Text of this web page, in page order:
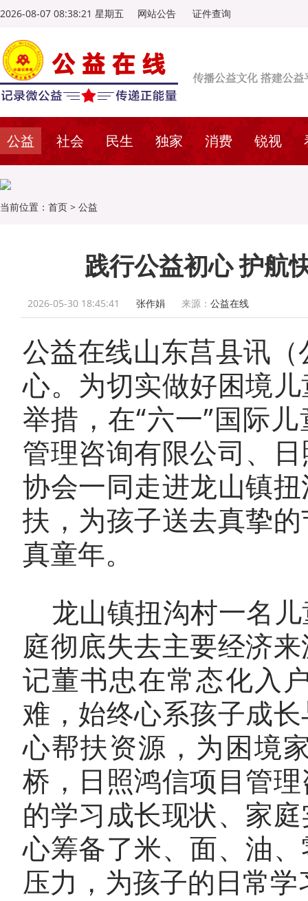
2026-08-07 08:38:22 星期五 网站公告 证件查询
公益 社会 民生 独家 消费 锐视
当前位置： 首页 > 公益
践行公益初心 护航
2026-05-30 18:45:41 张作娟 来源： 公益在线
公益在线山东莒县讯
心。为切实做好困境
举措，在“六一”国际
管理咨询有限公司、
协会一同走进龙山镇
扶，为孩子送去真挚
真童年。
龙山镇扭沟村一名
庭彻底失去主要经济
记董书忠在常态化入
难，始终心系孩子成
心帮扶资源，为困境
桥，日照鸿信项目管
的学习成长现状、家
心筹备了米、面、油
压力，为孩子的日常